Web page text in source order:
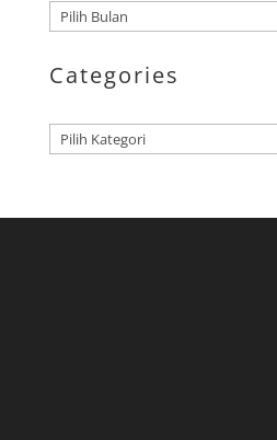
Arsip
Categories
Kategori